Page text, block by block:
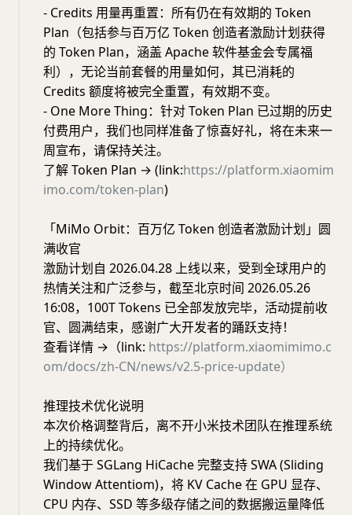
- Credits 用量再重置：所有仍在有效期的 Token
Plan（包括参与百万亿 Token 创造者激励计划获得
的 Token Plan，涵盖 Apache 软件基金会专属福
利），无论当前套餐的用量如何，其已消耗的
Credits 额度将被完全重置，有效期不变。
- One More Thing：针对 Token Plan 已过期的历史
付费用户，我们也同样准备了惊喜好礼，将在未来一
周宣布，请保持关注。
了解 Token Plan → (link:https://platform.xiaomim
imo.com/token-plan)
「MiMo Orbit：百万亿 Token 创造者激励计划」圆
满收官
激励计划自 2026.04.28 上线以来，受到全球用户的
热情关注和广泛参与，截至北京时间 2026.05.26
16:08，100T Tokens 已全部发放完毕，活动提前收
官、圆满结束，感谢广大开发者的踊跃支持！
查看详情 →（link: https://platform.xiaomimimo.c
om/docs/zh-CN/news/v2.5-price-update）
推理技术优化说明
本次价格调整背后，离不开小米技术团队在推理系统
上的持续优化。
我们基于 SGLang HiCache 完整支持 SWA (Sliding
Window Attentiom)，将 KV Cache 在 GPU 显存、
CPU 内存、SSD 等多级存储之间的数据搬运量降低